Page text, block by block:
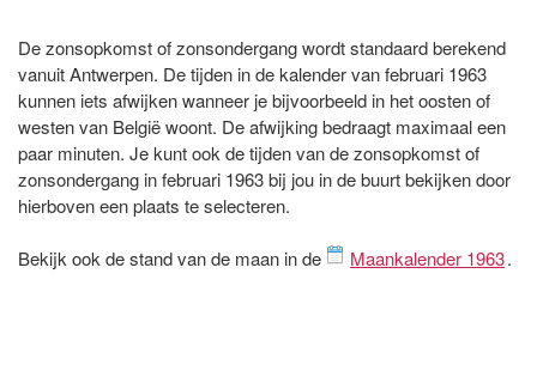
De zonsopkomst of zonsondergang wordt standaard berekend
vanuit Antwerpen. De tijden in de kalender van februari 1963
kunnen iets afwijken wanneer je bijvoorbeeld in het oosten of
westen van België woont. De afwijking bedraagt maximaal een
paar minuten. Je kunt ook de tijden van de zonsopkomst of
zonsondergang in februari 1963 bij jou in de buurt bekijken door
hierboven een plaats te selecteren.
Bekijk ook de stand van de maan in de Maankalender 1963.